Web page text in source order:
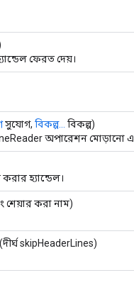
ফেরত দেয়।
সুযোগ, বিকল্প...
বিকল্প)
অপারেশন মোড়ানো
হ্যান্ডেল।
শেয়ার করা নাম)
(দীর্ঘ skipHeaderLines)